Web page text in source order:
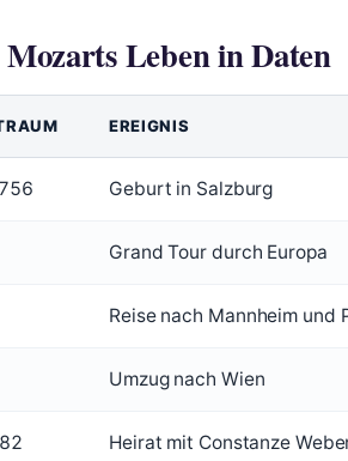
Leben in Daten
EREIGNIS
Geburt in Salzburg
Grand Tour durch Europa
Reise nach Mannheim und
Umzug nach Wien
Heirat mit Constanze